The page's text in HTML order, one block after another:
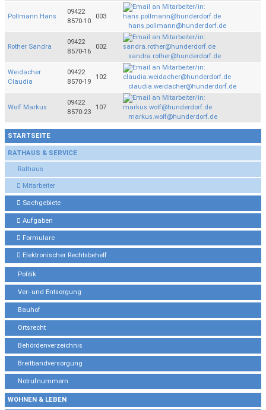
STARTSEITE
RATHAUS & SERVICE
Rathaus
Mitarbeiter
Sachgebiete
Aufgaben
Formulare
Elektronischer Rechtsbehelf
Politik
Ver- und Entsorgung
Bauhof
Ortsrecht
Behördenverzeichnis
Breitbandversorgung
Notrufnummern
WOHNEN & LEBEN
Pollmann Hans
09422
8570-10
003
hans.pollmann@hunderdorf.de
Rother Sandra
09422
8570-16
002
sandra.rother@hunderdorf.de
Weidacher
Claudia
09422
8570-19
102
claudia.weidacher@hunderdorf.de
Wolf Markus
09422
8570-23
107
markus.wolf@hunderdorf.de